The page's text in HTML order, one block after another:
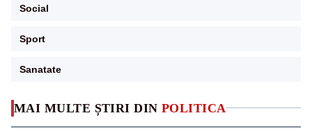
MAI MULTE ȘTIRI DIN POLITICA
Social
Sport
Sanatate